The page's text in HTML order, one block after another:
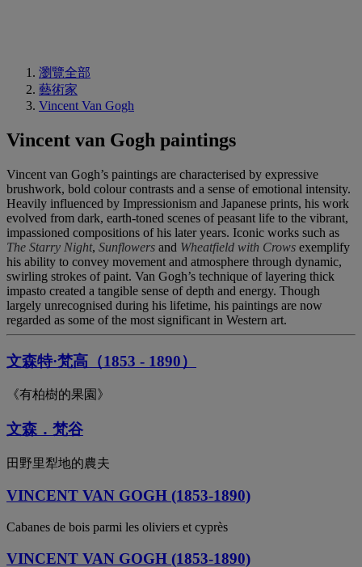
瀏覽全部
藝術家
Vincent Van Gogh
Vincent van Gogh paintings
Vincent van Gogh’s paintings are characterised by expressive
brushwork, bold colour contrasts and a sense of emotional intensity.
Heavily influenced by Impressionism and Japanese prints, his work
evolved from dark, earth-toned scenes of peasant life to the vibrant,
impassioned compositions of his later years. Iconic works such as
The Starry Night, Sunflowers and Wheatfield with Crows exemplify
his ability to convey movement and atmosphere through dynamic,
swirling strokes of paint. Van Gogh’s technique of layering thick
impasto created a tangible sense of depth and energy. Though
largely unrecognised during his lifetime, his paintings are now
regarded as some of the most significant in Western art.
文森特·梵高（1853 - 1890）
《有柏樹的果園》
文森．梵谷
田野里犁地的農夫
VINCENT VAN GOGH (1853-1890)
Cabanes de bois parmi les oliviers et cyprès
VINCENT VAN GOGH (1853-1890)